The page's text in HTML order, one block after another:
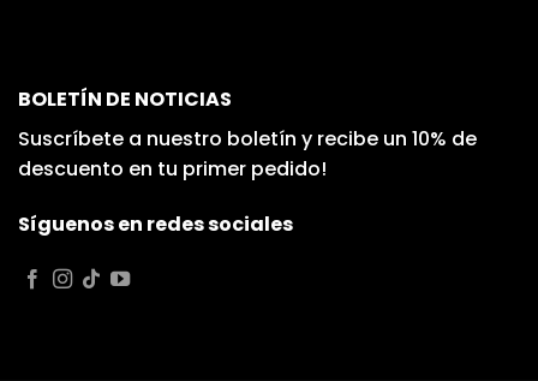
BOLETÍN DE NOTICIAS
Suscríbete a nuestro boletín y recibe un 10% de
descuento en tu primer pedido!
Síguenos en redes sociales